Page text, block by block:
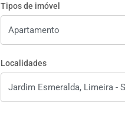
Tipos de imóvel
Localidades